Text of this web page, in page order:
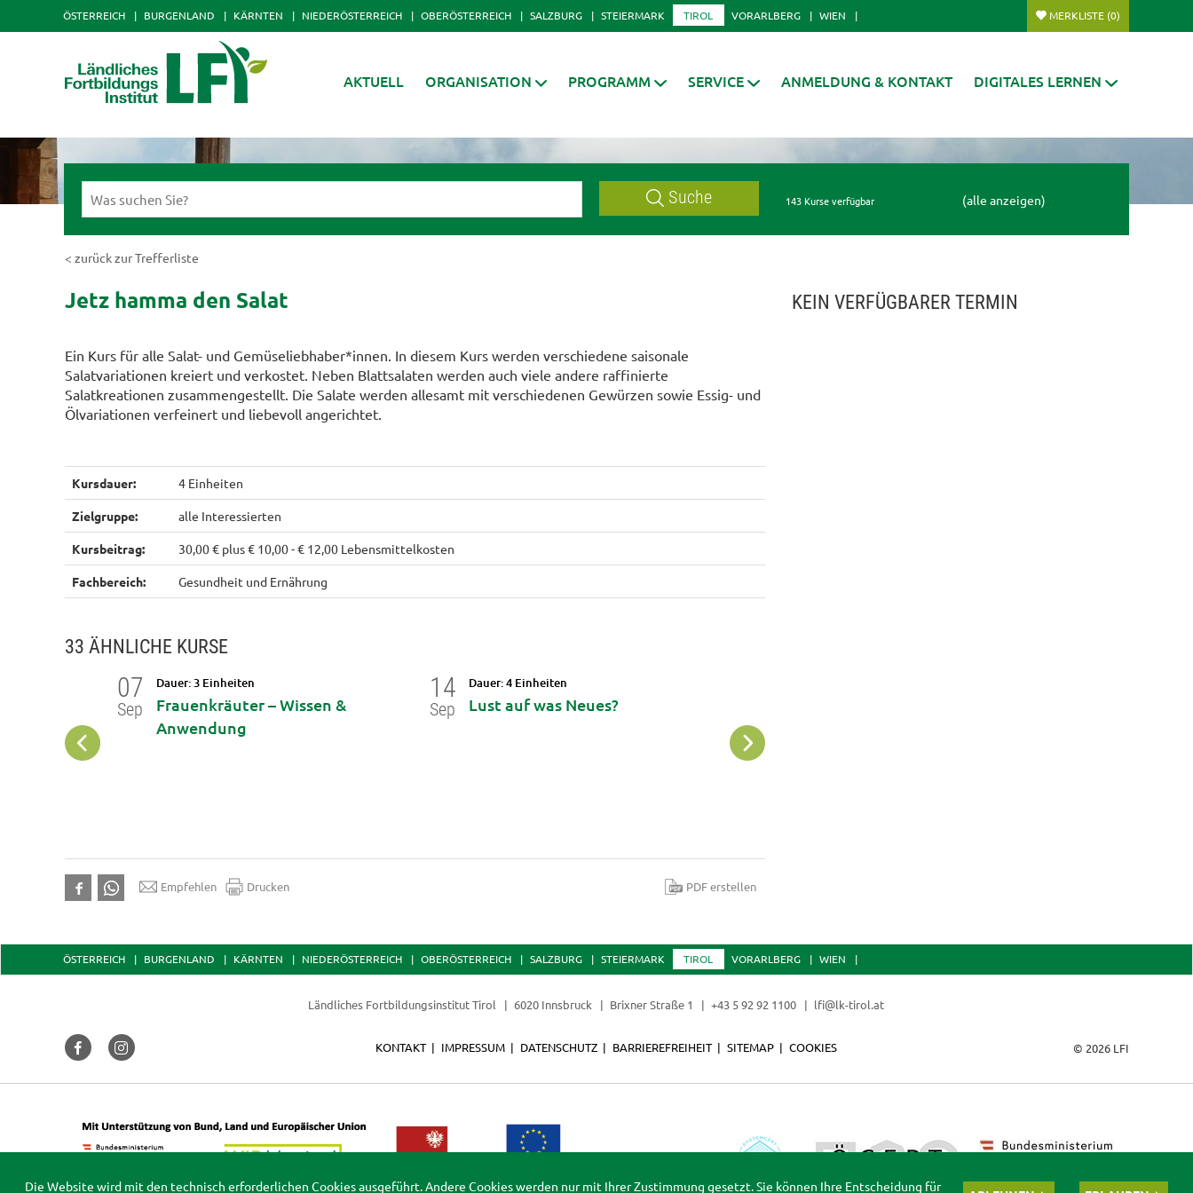
ÖSTERREICH BURGENLAND KÄRNTEN NIEDERÖSTERREICH OBERÖSTERREICH SALZBURG STEIERMARK TIROL VORARLBERG WIEN MERKLISTE (0)
AKTUELL ORGANISATION PROGRAMM SERVICE ANMELDUNG & KONTAKT DIGITALES LERNEN
Suche 143 Kurse verfügbar (alle anzeigen)
< zurück zur Trefferliste
Jetz hamma den Salat
Ein Kurs für alle Salat- und Gemüseliebhaber*innen. In diesem Kurs werden verschiedene saisonale
Salatvariationen kreiert und verkostet. Neben Blattsalaten werden auch viele andere raffinierte
Salatkreationen zusammengestellt. Die Salate werden allesamt mit verschiedenen Gewürzen sowie Essig- und
Ölvariationen verfeinert und liebevoll angerichtet.
Kursdauer: 4 Einheiten
Zielgruppe: alle Interessierten
Kursbeitrag: 30,00 € plus € 10,00 - € 12,00 Lebensmittelkosten
Fachbereich: Gesundheit und Ernährung
33 ÄHNLICHE KURSE
07
Sep
Dauer: 3 Einheiten
Frauenkräuter – Wissen &
Anwendung
14
Sep
Dauer: 4 Einheiten
Lust auf was Neues?
Empfehlen Drucken PDF erstellen
KEIN VERFÜGBARER TERMIN
ÖSTERREICH BURGENLAND KÄRNTEN NIEDERÖSTERREICH OBERÖSTERREICH SALZBURG STEIERMARK TIROL VORARLBERG WIEN
Ländliches Fortbildungsinstitut Tirol 6020 Innsbruck Brixner Straße 1 +43 5 92 92 1100 lfi@lk-tirol.at
© 2026 LFI
KONTAKT IMPRESSUM DATENSCHUTZ BARRIEREFREIHEIT SITEMAP COOKIES
Die Website wird mit den technisch erforderlichen Cookies ausgeführt. Andere Cookies werden nur mit Ihrer Zustimmung gesetzt. Sie können Ihre Entscheidung für